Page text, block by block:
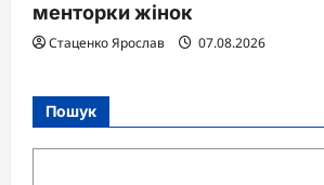
менторки жінок
Стаценко Ярослав 07.08.2026
Пошук